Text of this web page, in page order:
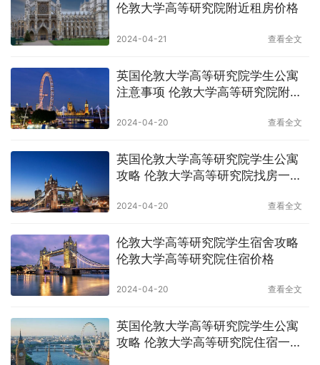
伦敦大学高等研究院附近租房价格
2024-04-21 查看全文
英国伦敦大学高等研究院学生公寓
注意事项 伦敦大学高等研究院附近
2024-04-20 查看全文
英国伦敦大学高等研究院学生公寓
攻略 伦敦大学高等研究院找房一个
2024-04-20 查看全文
伦敦大学高等研究院学生宿舍攻略
伦敦大学高等研究院住宿价格
2024-04-20 查看全文
英国伦敦大学高等研究院学生公寓
攻略 伦敦大学高等研究院住宿一个